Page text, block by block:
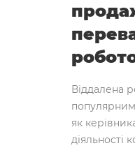
Віддалена
як
діяльності